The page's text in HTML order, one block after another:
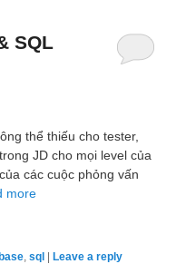
SQL
thể thiếu cho tester,
JD cho mọi level của
các cuộc phỏng vấn
more
,sql |Leave a reply